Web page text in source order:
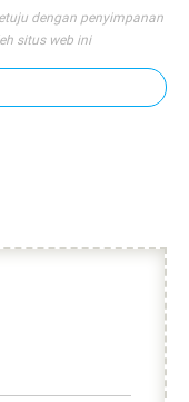
dengan penyimpanan
situs web ini